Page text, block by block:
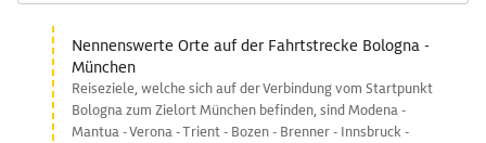
Nennenswerte Orte auf der Fahrtstrecke Bologna -
München
Reiseziele, welche sich auf der Verbindung vom Startpunkt
Bologna zum Zielort München befinden, sind Modena -
Mantua - Verona - Trient - Bozen - Brenner - Innsbruck -